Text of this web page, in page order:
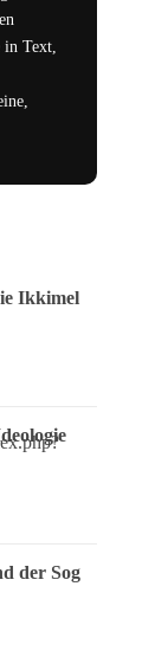
in Text,
Ikkimel
der Sog